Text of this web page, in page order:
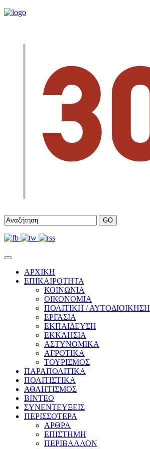
ΑΡΧΙΚΗ
ΕΠΙΚΑΙΡΟΤΗΤΑ
ΚΟΙΝΩΝΙΑ
ΟΙΚΟΝΟΜΙΑ
ΠΟΛΙΤΙΚΗ / ΑΥΤΟΔΙΟΙΚΗΣΗ
ΕΡΓΑΣΙΑ
ΕΚΠΑΙΔΕΥΣΗ
ΕΚΚΛΗΣΙΑ
ΑΣΤΥΝΟΜΙΚΑ
ΑΓΡΟΤΙΚΑ
ΤΟΥΡΙΣΜΟΣ
ΠΑΡΑΠΟΛΙΤΙΚΑ
ΠΟΛΙΤΙΣΤΙΚΑ
ΑΘΛΗΤΙΣΜΟΣ
ΒΙΝΤΕΟ
ΣΥΝΕΝΤΕΥΞΕΙΣ
ΠΕΡΙΣΣΟΤΕΡΑ
ΑΡΘΡΑ
ΕΠΙΣΤΗΜΗ
ΠΕΡΙΒΑΛΛΟΝ